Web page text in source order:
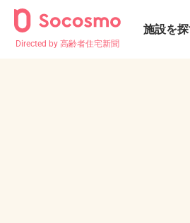
Directed by 高齢者住宅新聞
施設を